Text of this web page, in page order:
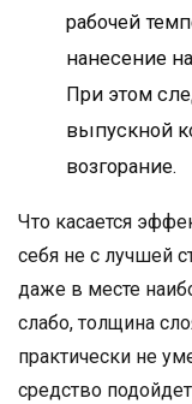
рабочей
нанесение
При этом
выпускной
возгорание.
Что касается
себя не с лучшей
даже в месте
слабо, толщина
практически не
средство